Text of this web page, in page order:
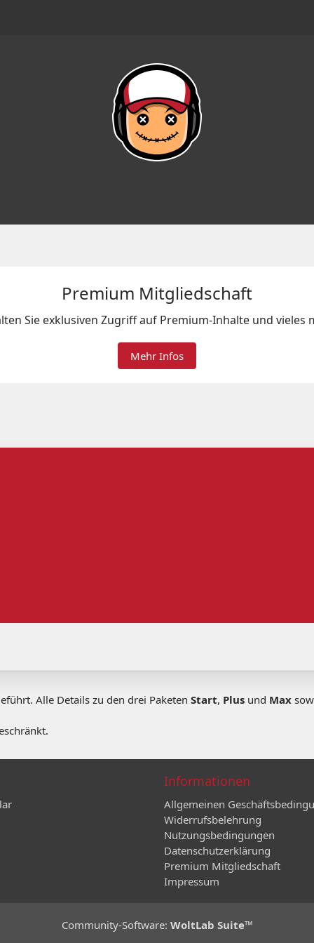
Premium Mitgliedschaft
Sie exklusiven Zugriff auf Premium-Inhalte und vieles
Mehr Infos
Alle Details zu den drei Paketen Start, Plus und Max
Informationen
Allgemeinen
Widerrufsbelehrung
Nutzungsbedingungen
Datenschutzerklärung
Premium Mitgliedschaft
Impressum
Community-Software: WoltLab Suite™